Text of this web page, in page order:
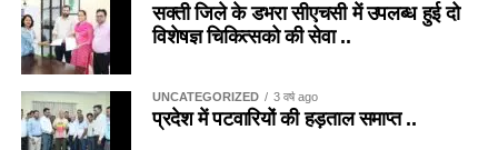
सक्ती जिले के डभरा सीएचसी में उपलब्ध हुई दो
विशेषज्ञ चिकित्सको की सेवा ..
UNCATEGORIZED 3 वर्ष ago
प्रदेश में पटवारियों की हड़ताल समाप्त ..